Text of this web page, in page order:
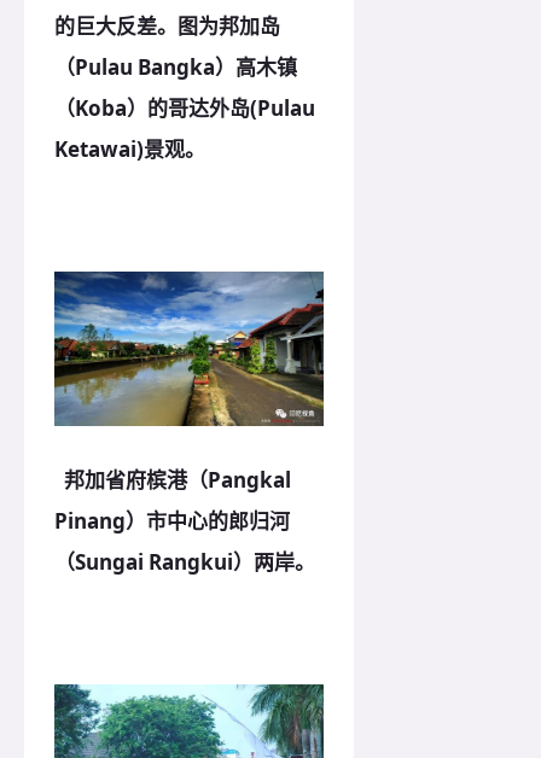
的巨大反差。图为邦加岛
（Pulau Bangka）高木镇
（Koba）的哥达外岛(Pulau
Ketawai)景观。
邦加省府槟港（Pangkal
Pinang）市中心的郎归河
（Sungai Rangkui）两岸。